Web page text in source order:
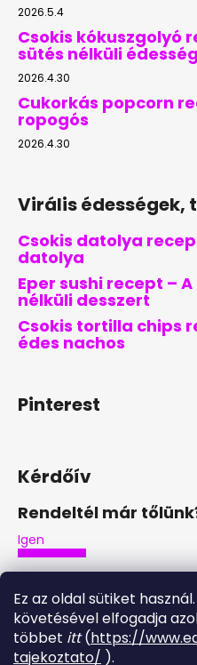
Ez az oldal sütiket
követésével elfogadja
többet itt(https://
tajekoztato/ ).
2026.5.4
Csokis kókuszgolyó
sütés nélküli
2026.4.30
Cukorkás popcorn
ropogós
2026.4.30
Virális édességek,
Csokis datolya
datolya
Eper sushi recept –
nélküli desszert
Csokis tortilla chips
édes nachos
Pinterest
Kérdőív
Rendeltél már
Igen
Nem
Nem, de tervezem
Igen, többször is